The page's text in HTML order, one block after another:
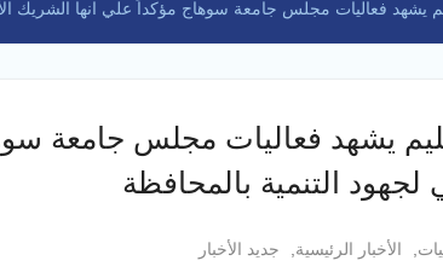
يشهد فعاليات مجلس جامعة سوهاج مؤكداً علي انها الشريك
يشهد فعاليات مجلس جامعة
التنمية بالمحافظة
الأخبار الرئيسية جديد الأخبار